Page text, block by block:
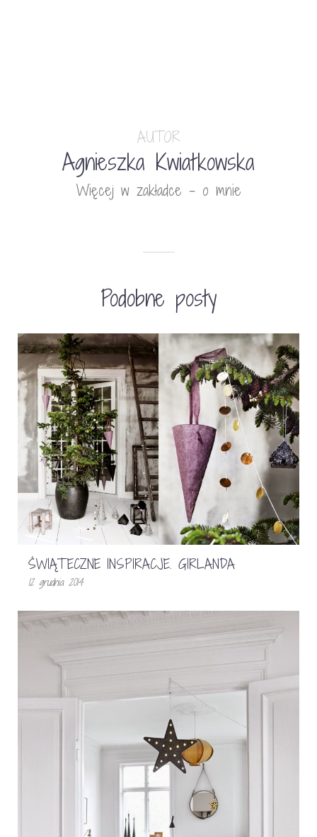
AUTOR
Agnieszka Kwiatkowska
Więcej w zakładce - o mnie
Podobne posty
ŚWIĄTECZNE INSPIRACJE. GIRLANDA
12 grudnia 2014